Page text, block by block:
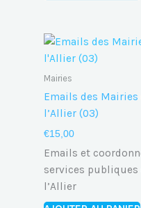
Mairies
Emails des
l’Allier (03)
€15,00
Emails et
services publiques
l’Allier